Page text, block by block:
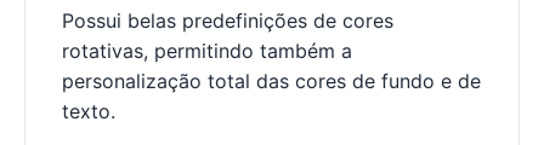
Possui belas predefinições de cores
rotativas, permitindo também a
personalização total das cores de fundo e de
texto.